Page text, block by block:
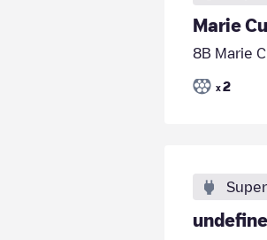
Marie
8B Marie
x 2